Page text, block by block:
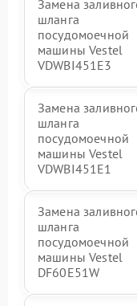
Замена
шланга
посудомоечной
машины Vestel
VDWBI451E3
Замена
шланга
посудомоечной
машины Vestel
VDWBI451E1
Замена
шланга
посудомоечной
машины Vestel
DF60E51W